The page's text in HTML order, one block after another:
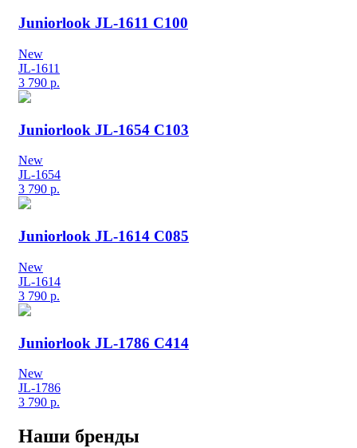
Juniorlook JL-1611 C100
New
JL-1611
3 790 р.
Juniorlook JL-1654 C103
New
JL-1654
3 790 р.
Juniorlook JL-1614 C085
New
JL-1614
3 790 р.
Juniorlook JL-1786 C414
New
JL-1786
3 790 р.
Наши бренды